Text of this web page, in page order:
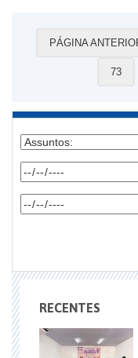
PÁGINA
73
RECENTES